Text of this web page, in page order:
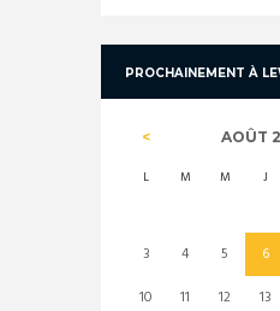
PROCHAINEMENT À
AOÛT
L M M J
3
4 5 6
10
11 12 13